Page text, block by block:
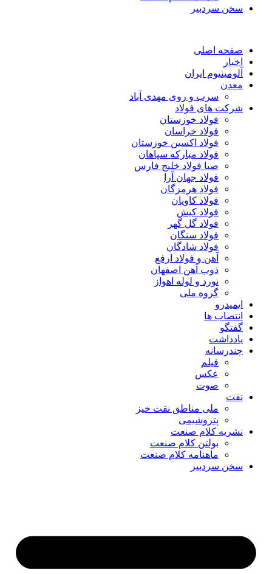
سخن سردبیر
صفحه اصلی
اخبار
آلومینیوم ایران
معدن
سرب و روی مهدی آباد
شرکت های فولاد
فولاد خوزستان
فولاد خراسان
فولاد اکسین خوزستان
فولاد مبارکه سپاهان
صبا فولاد خلیج فارس
فولاد جهان آرا
فولاد هرمزگان
فولاد کاویان
فولاد کیش
فولاد گل گهر
فولاد سنگان
فولاد شادگان
آهن و فولاد ارفع
ذوب آهن اصفهان
نورد و لوله اهواز
گروه ملی
ایمیدرو
انتصاب ها
گفتگو
یادداشت
چندرسانه
فیلم
عکس
صوت
نفت
ملی مناطق نفت خیز
پتروشیمی
نشریه کلام صنعت
بولتن کلام صنعت
ماهنامه کلام صنعت
سخن سردبیر